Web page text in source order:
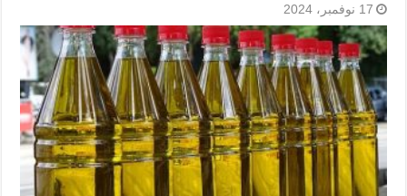
17 نوفمبر، 2024